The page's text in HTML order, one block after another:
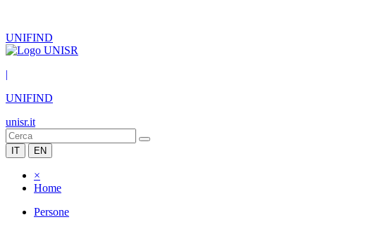
UNIFIND
|
UNIFIND
unisr.it
IT EN
×
Home
Persone